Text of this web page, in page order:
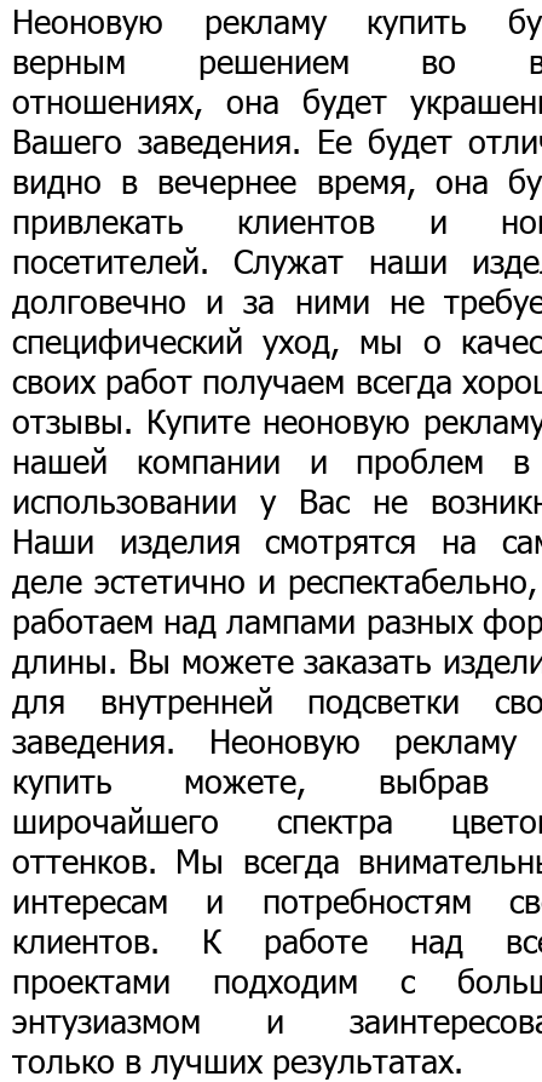
Неоновую рекламу купить
верным решением во
отношениях, она будет
Вашего заведения. Ее будет
видно в вечернее время, она
привлекать клиентов и
посетителей. Служат наши
долговечно и за ними не
специфический уход, мы о
своих работ получаем всегда
отзывы. Купите неоновую
нашей компании и проблем
использовании у Вас не
Наши изделия смотрятся на
деле эстетично и
работаем над лампами разных
длины. Вы можете заказать
для внутренней подсветки
заведения. Неоновую
купить можете, выбрав
широчайшего спектра
оттенков. Мы всегда
интересам и потребностям
клиентов. К работе над
проектами подходим с
энтузиазмом и
только в лучших результатах.